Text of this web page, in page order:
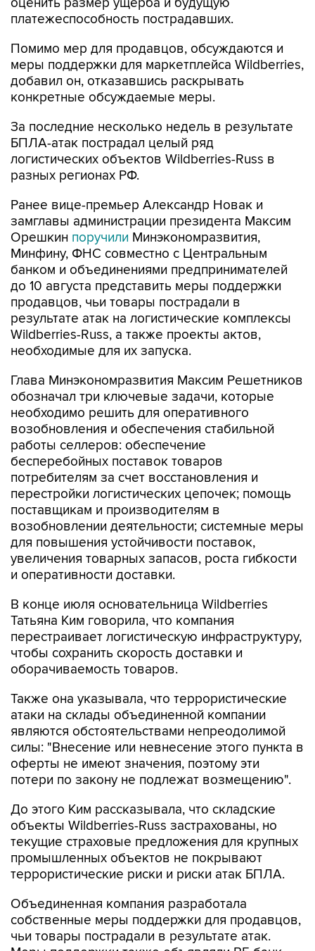
Помимо мер для продавцов, обсуждаются и
добавил он, отказавшись раскрывать
конкретные обсуждаемые меры.
За последние несколько недель в результате
логистических объектов Wildberries-Russ в
разных регионах РФ.
Ранее вице-премьер Александр Новак и
ОрешкинпоручилиМинэкономразвития,
Минфину, ФНС совместно с Центральным
банком и объединениями предпринимателей
до 10 августа представить меры поддержки
продавцов, чьи товары пострадали в
результате атак на логистические комплексы
Wildberries-Russ, а также проекты актов,
необходимые для их запуска.
Глава Минэкономразвития Максим Решетников
необходимо решить для оперативного
возобновления и обеспечения стабильной
работы селлеров: обеспечение
бесперебойных поставок товаров
потребителям за счет восстановления и
перестройки логистических цепочек; помощь
поставщикам и производителям в
возобновлении деятельности; системные меры
для повышения устойчивости поставок,
увеличения товарных запасов, роста гибкости
и оперативности доставки.
В конце июля основательница Wildberries
перестраивает логистическую инфраструктуру,
чтобы сохранить скорость доставки и
оборачиваемость товаров.
Также она указывала, что террористические
являются обстоятельствами непреодолимой
силы: "Внесение или невнесение этого пункта в
оферты не имеют значения, поэтому эти
потери по закону не подлежат возмещению".
До этого Ким рассказывала, что складские
текущие страховые предложения для крупных
промышленных объектов не покрывают
террористические риски и риски атак БПЛА.
Объединенная компания разработала
чьи товары пострадали в результате атак.
Меры поддержки также объявляли ВБ банк,
ВТБ иСбербанк.